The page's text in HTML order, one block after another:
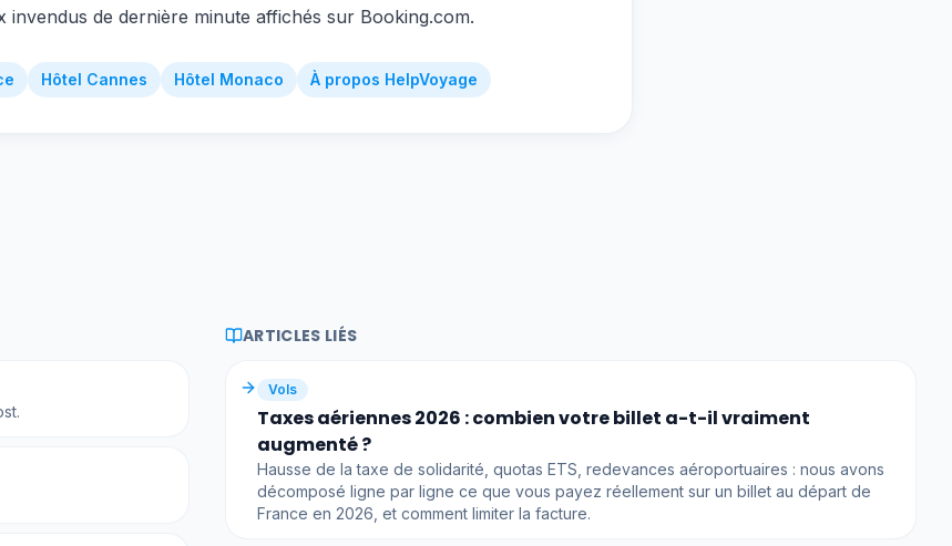
de dernière minute affichés sur Booking.com.
Hôtel Cannes Hôtel Monaco À propos HelpVoyage
ARTICLES LIÉS
Vols
Taxes aériennes 2026 : combien votre billet a-t-il vraiment
augmenté ?
Hausse de la taxe de solidarité, quotas ETS, redevances aéroportuaires : nous avons
décomposé ligne par ligne ce que vous payez réellement sur un billet au départ de
France en 2026, et comment limiter la facture.